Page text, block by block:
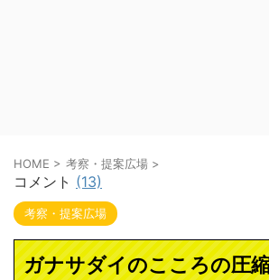
HOME > 考察・提案広場 >
コメント (13)
考察・提案広場
ガナサダイのこころの圧